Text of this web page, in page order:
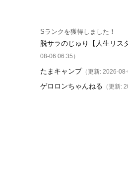
Sランクを獲得しました！
脱サラのじゅり【人生リス
08-06 06:35）
たまキャンプ（更新: 2026-08-
ゲロロンちゃんねる （更新: